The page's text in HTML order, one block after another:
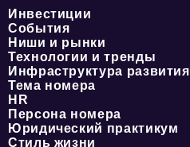
Инвестиции
События
Ниши и рынки
Технологии и тренды
Инфраструктура развития
Тема номера
HR
Персона номера
Юридический практикум
Стиль жизни